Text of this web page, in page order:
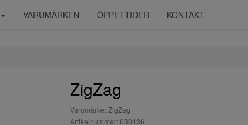
VARUMÄRKEN ÖPPETTIDER KONTAKT
ZigZag
Varumärke: ZigZag
Artikelnummer: 630136